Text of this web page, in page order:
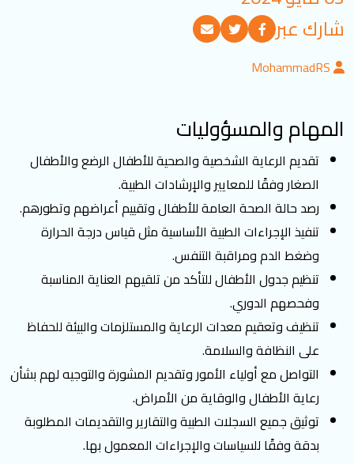
تسجيل الدخول
العربية
تابعنا
شارك عبر
MohammadRS
المهام والمسؤوليات
تقديم الرعاية الشخصية والصحية للأطفال الرضع والأطفال
الصغار وفقًا للمعايير والإرشادات الطبية.
رصد حالة الصحة العامة للأطفال وتقييم أعراضهم وتطورهم.
تنفيذ الإجراءات الطبية الأساسية مثل قياس درجة الحرارة
وضغط الدم ومراقبة التنفس.
تنظيم جدول الأطفال للتأكد من تلقيهم العناية المناسبة
وفحصهم الدوري.
تنظيف وتعقيم معدات الرعاية والمستلزمات والبيئة للحفاظ
على النظافة والسلامة.
التواصل مع أولياء الأمور وتقديم المشورة والتوجيه لهم بشأن
رعاية الأطفال والوقاية من الأمراض.
توثيق جميع السجلات الطبية والتقارير والتقديمات المطلوبة
بدقة وفقًا للسياسات والإجراءات المعمول بها.